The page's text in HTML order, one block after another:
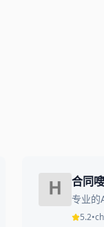
合同
专业的
5.2•